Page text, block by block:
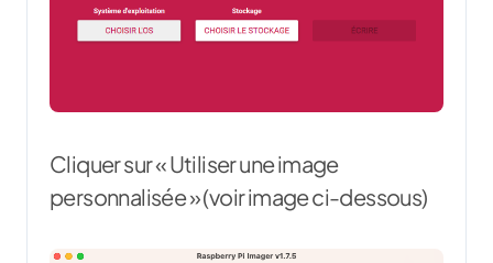
Cliquer sur « Utiliser une image
personnalisée » (voir image ci-dessous)